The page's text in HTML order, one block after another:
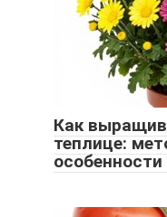
Как
теплице:
особенности